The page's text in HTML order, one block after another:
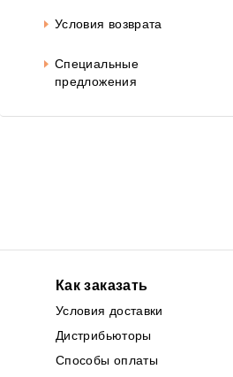
Условия возврата
Специальные
предложения
Как заказать
Условия доставки
Дистрибьюторы
Способы оплаты